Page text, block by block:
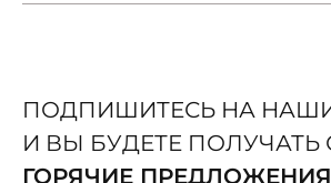
ПОДПИШИТЕСЬ НА
И ВЫ БУДЕТЕ
ГОРЯЧИЕ ПРЕДЛОЖЕНИЯ